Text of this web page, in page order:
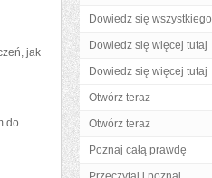
jak
do
Dowiedz się wszystkiego
Dowiedz się więcej tutaj
Dowiedz się więcej tutaj
Otwórz teraz
Otwórz teraz
Poznaj całą prawdę